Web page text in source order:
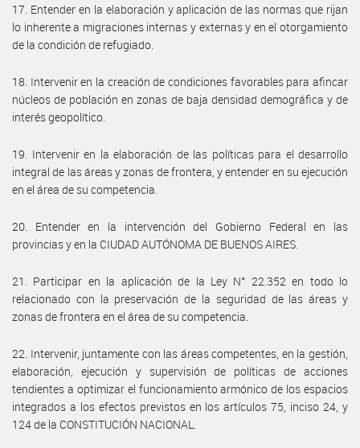
17. Entender en la elaboración y aplicación de las normas que rijan
lo inherente a migraciones internas y externas y en el otorgamiento
de la condición de refugiado.
18. Intervenir en la creación de condiciones favorables para afincar
núcleos de población en zonas de baja densidad demográfica y de
interés geopolítico.
19. Intervenir en la elaboración de las políticas para el desarrollo
integral de las áreas y zonas de frontera, y entender en su ejecución
en el área de su competencia.
20. Entender en la intervención del Gobierno Federal en las
provincias y en la CIUDAD AUTÓNOMA DE BUENOS AIRES.
21. Participar en la aplicación de la Ley N° 22.352 en todo lo
relacionado con la preservación de la seguridad de las áreas y
zonas de frontera en el área de su competencia.
22. Intervenir, juntamente con las áreas competentes, en la gestión,
elaboración, ejecución y supervisión de políticas de acciones
tendientes a optimizar el funcionamiento armónico de los espacios
integrados a los efectos previstos en los artículos 75, inciso 24, y
124 de la CONSTITUCIÓN NACIONAL.